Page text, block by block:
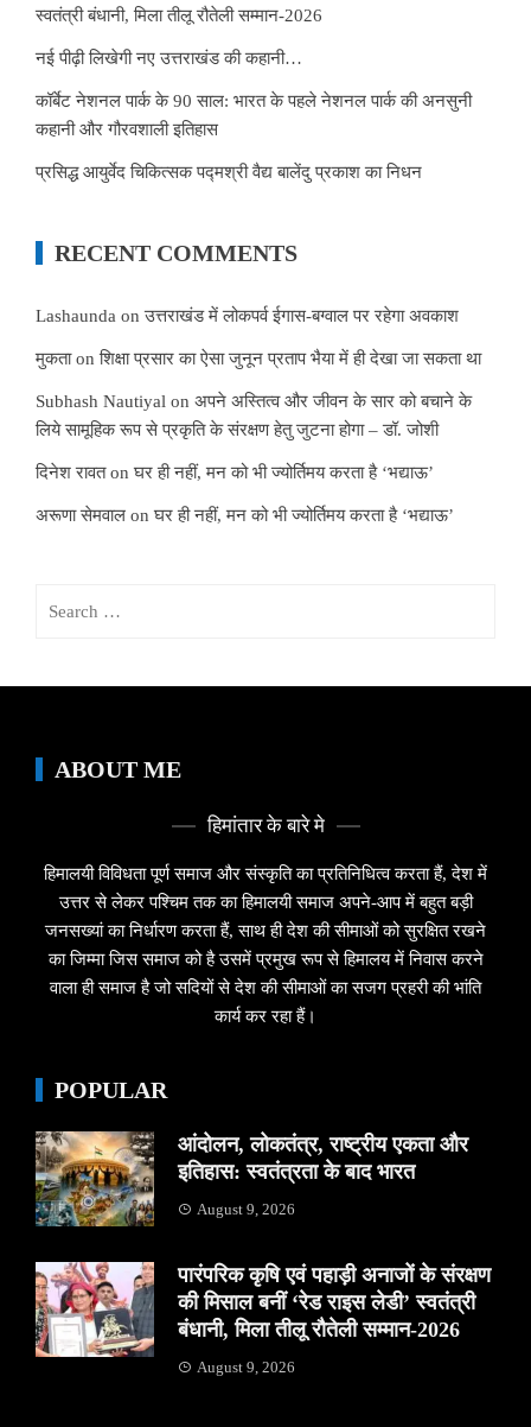
स्वतंत्री बंधानी, मिला तीलू रौतेली सम्मान-2026
नई पीढ़ी लिखेगी नए उत्तराखंड की कहानी…
कॉर्बेट नेशनल पार्क के 90 साल: भारत के पहले नेशनल पार्क की अनसुनी
कहानी और गौरवशाली इतिहास
प्रसिद्ध आयुर्वेद चिकित्सक पद्मश्री वैद्य बालेंदु प्रकाश का निधन
RECENT COMMENTS
Lashaunda onउत्तराखंड में लोकपर्व ईगास-बग्वाल पर रहेगा अवकाश
मुकताonशिक्षा प्रसार का ऐसा जुनून प्रताप भैया में ही देखा जा सकता था
Subhash Nautiyal on अपने अस्तित्व और जीवन के सार को बचाने के
लिये सामूहिक रूप से प्रकृति के संरक्षण हेतु जुटना होगा – डॉ. जोशी
दिनेश रावतonघर ही नहीं, मन को भी ज्योर्तिमय करता है ‘भद्याऊ’
अरूणा सेमवाल onघर ही नहीं, मन को भी ज्योर्तिमय करता है ‘भद्याऊ’
ABOUT ME
हिमांतार के बारे मे
हिमालयी विविधता पूर्ण समाज और संस्कृति का प्रतिनिधित्व करता हैं, देश में
उत्तर से लेकर पश्चिम तक का हिमालयी समाज अपने-आप में बहुत बड़ी
जनसख्यां का निर्धारण करता हैं, साथ ही देश की सीमाओं को सुरक्षित रखने
का जिम्मा जिस समाज को है उसमें प्रमुख रूप से हिमालय में निवास करने
वाला ही समाज है जो सदियों से देश की सीमाओं का सजग प्रहरी की भांति
कार्य कर रहा हैं।
POPULAR
आंदोलन, लोकतंत्र, राष्ट्रीय एकता और
इतिहास: स्वतंत्रता के बाद भारत
August 9, 2026
पारंपरिक कृषि एवं पहाड़ी अनाजों के संरक्षण
की मिसाल बनीं ‘रेड राइस लेडी’ स्वतंत्री
बंधानी, मिला तीलू रौतेली सम्मान-2026
August 9, 2026